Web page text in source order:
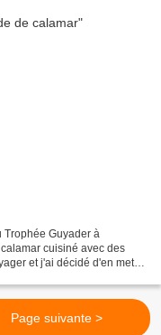
Trophée Guyader à
cuisiné avec des
et j'ai décidé d'en mettre
Page suivante >